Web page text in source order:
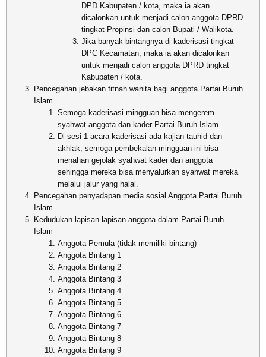
DPD Kabupaten / kota, maka ia akan
dicalonkan untuk menjadi calon anggota DPRD
tingkat Propinsi dan calon Bupati / Walikota.
Jika banyak bintangnya di kaderisasi tingkat
DPC Kecamatan, maka ia akan dicalonkan
untuk menjadi calon anggota DPRD tingkat
Kabupaten / kota.
Pencegahan jebakan fitnah wanita bagi anggota Partai Buruh
Islam
Semoga kaderisasi mingguan bisa mengerem
syahwat anggota dan kader Partai Buruh Islam.
Di sesi 1 acara kaderisasi ada kajian tauhid dan
akhlak, semoga pembekalan mingguan ini bisa
menahan gejolak syahwat kader dan anggota
sehingga mereka bisa menyalurkan syahwat mereka
melalui jalur yang halal.
Pencegahan penyadapan media sosial Anggota Partai Buruh
Islam
Kedudukan lapisan-lapisan anggota dalam Partai Buruh
Islam
Anggota Pemula (tidak memiliki bintang)
Anggota Bintang 1
Anggota Bintang 2
Anggota Bintang 3
Anggota Bintang 4
Anggota Bintang 5
Anggota Bintang 6
Anggota Bintang 7
Anggota Bintang 8
Anggota Bintang 9